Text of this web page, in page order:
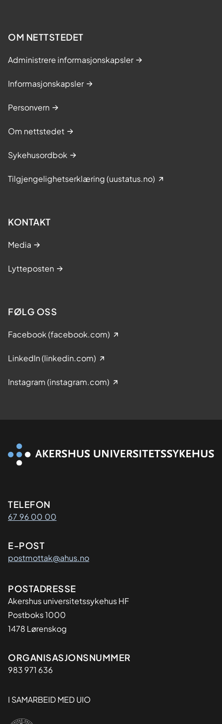
OM NETTSTEDET
Administrere informasjonskapsler
Informasjonskapsler
Personvern
Om nettstedet
Sykehusordbok
Tilgjengelighetserklæring (uustatus.no)
KONTAKT
Media
Lytteposten
FØLG OSS
Facebook (facebook.com)
LinkedIn (linkedin.com)
Instagram (instagram.com)
Kontaktinformasjon
TELEFON
67 96 00 00
E-POST
postmottak@ahus.no
Adresse
POSTADRESSE
Akershus universitetssykehus HF
Postboks 1000
1478 Lørenskog
Organisasjon
ORGANISASJONSNUMMER
983 971 636
I SAMARBEID MED UIO